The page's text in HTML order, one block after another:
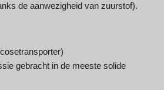
de aanwezigheid van zuurstof).
gebracht in de meeste solide